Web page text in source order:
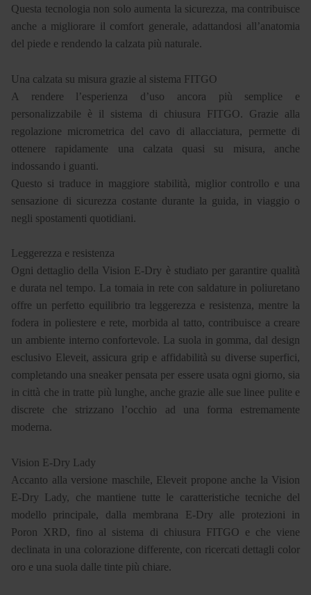
Questa tecnologia non solo aumenta la sicurezza, ma contribuisce
anche a migliorare il comfort generale, adattandosi all’anatomia
del piede e rendendo la calzata più naturale.
Una calzata su misura grazie al sistema FITGO
A rendere l’esperienza d’uso ancora più semplice e
personalizzabile è il sistema di chiusura FITGO. Grazie alla
regolazione micrometrica del cavo di allacciatura, permette di
ottenere rapidamente una calzata quasi su misura, anche
indossando i guanti.
Questo si traduce in maggiore stabilità, miglior controllo e una
sensazione di sicurezza costante durante la guida, in viaggio o
negli spostamenti quotidiani.
Leggerezza e resistenza
Ogni dettaglio della Vision E-Dry è studiato per garantire qualità
e durata nel tempo. La tomaia in rete con saldature in poliuretano
offre un perfetto equilibrio tra leggerezza e resistenza, mentre la
fodera in poliestere e rete, morbida al tatto, contribuisce a creare
un ambiente interno confortevole. La suola in gomma, dal design
esclusivo Eleveit, assicura grip e affidabilità su diverse superfici,
completando una sneaker pensata per essere usata ogni giorno, sia
in città che in tratte più lunghe, anche grazie alle sue linee pulite e
discrete che strizzano l’occhio ad una forma estremamente
moderna.
Vision E-Dry Lady
Accanto alla versione maschile, Eleveit propone anche la Vision
E-Dry Lady, che mantiene tutte le caratteristiche tecniche del
modello principale, dalla membrana E-Dry alle protezioni in
Poron XRD, fino al sistema di chiusura FITGO e che viene
declinata in una colorazione differente, con ricercati dettagli color
oro e una suola dalle tinte più chiare.